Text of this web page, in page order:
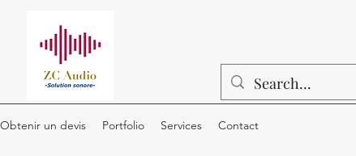
Obtenir un devis Portfolio Services Contact